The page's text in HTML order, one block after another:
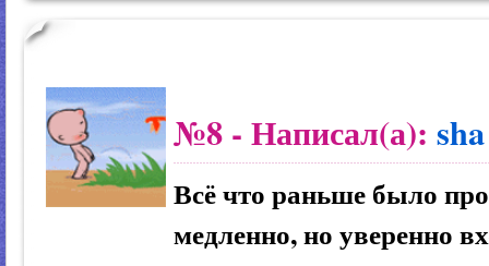
№8 - Написал(а): sha
Всё что раньше было
медленно, но уверенно